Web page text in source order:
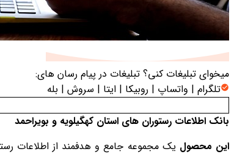
میخوای تبلیغات کنی؟ تبلیغات در پیام رسان های:
تلگرام | واتساپ | روبیکا | ایتا | سروش | بله
بانک اطلاعات رستوران های استان کهگیلویه و بویراحمد
این محصول یک مجموعه جامع و هدفمند از اطلاعات